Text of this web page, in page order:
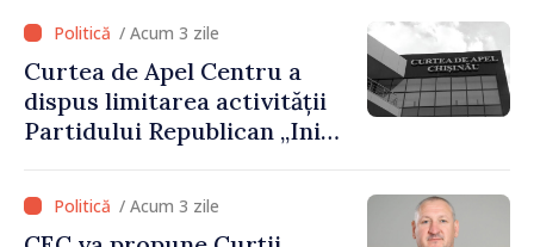
stimulente de peste 28 de
milioane de lei oferite de
Guvern
/ Acum 3 zile
Curtea de Apel Centru a
dispus limitarea activității
Partidului Republican „Inima
/ Acum 3 zile